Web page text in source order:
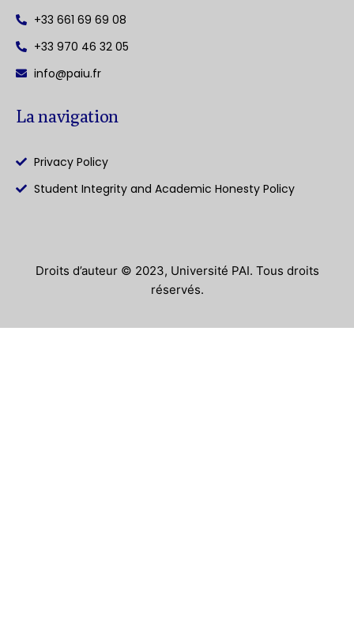
+33 661 69 69 08
+33 970 46 32 05
info@paiu.fr
La navigation
Privacy Policy
Student Integrity and Academic Honesty Policy
Droits d’auteur © 2023, Université PAI. Tous droits
réservés.